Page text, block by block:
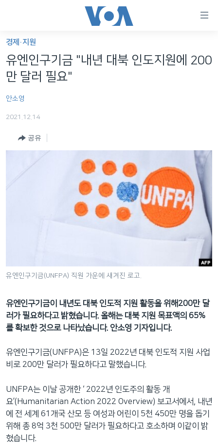
가
능
링
인
션
이
으
이
세계
라디오
프로그램
주파수 안내
경제·지원
유엔인구기금 "내년 대북 인도지원에 200
만 달러 필요"
안소영
2021.12.14
공유
유엔인구기금(UNFPA) 직원 가운에 새겨진 로고.
유엔인구기금이 내년도 대북 인도적 지원 활동을 위해200만 달
러가 필요하다고 밝혔습니다. 올해는 대북 지원 목표액의 65%
를 확보한 것으로 나타났습니다. 안소영 기자입니다.
유엔인구기금(UNFPA)은 13일 2022년 대북 인도적 지원 사업
비로 200만 달러가 필요하다고 말했습니다.
UNFPA는 이날 공개한 ‘ 2022년 인도주의 활동 개
요’(Humanitarian Action 2022 Overview) 보고서에서, 내년
에 전 세계 61개국 산모 등 여성과 어린이 5천 450만 명을 돕기
위해 총 8억 3천 500만 달러가 필요하다고 호소하며 이같이 밝
혔습니다.